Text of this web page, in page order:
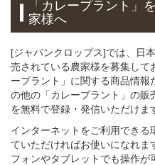
「カレープラント」
家様へ
[ジャパンクロップス]では、日
売されている農家様を募集して
ープラント」に関する商品情
の他の「カレープラント」の
を無料で登録・発信いただけま
インターネットをご利用できる
ていただければお使いになれま
フォンやタブレットでも操作が